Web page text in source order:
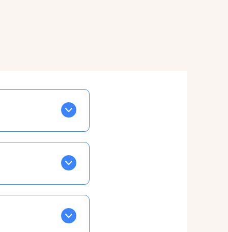
Tapez sur celle
EN VERT
la semaine, mais
ainsi vous